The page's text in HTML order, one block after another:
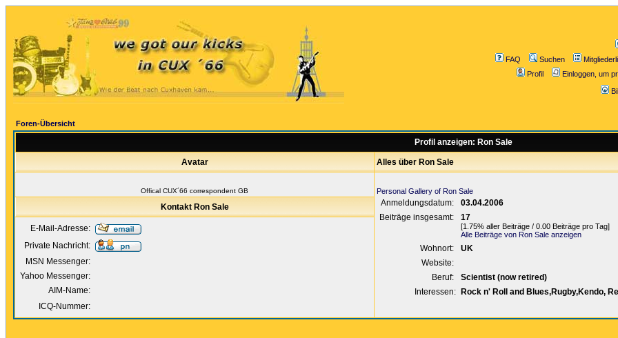
FAQ
Suchen
Profil
Einloggen, um
Foren-Übersicht
Profil anzeigen: Ron Sale
Avatar Alles über Ron Sale
Offical CUX´66 correspondent GB Personal Gallery of Ron Sale
Anmeldungsdatum:
03.04.2006
Beiträge insgesamt:
17
[1.75% aller Beiträge / 0.00 Beiträge pro Tag]
Alle Beiträge von Ron Sale anzeigen
Wohnort:
UK
Website:
Beruf:
Scientist (now retired)
Interessen:
Rock n' Roll and Blues,Rugby,Kendo,
Kontakt Ron Sale
E-Mail-Adresse:
Private Nachricht:
MSN Messenger:
Yahoo Messenger:
AIM-Name:
ICQ-Nummer: